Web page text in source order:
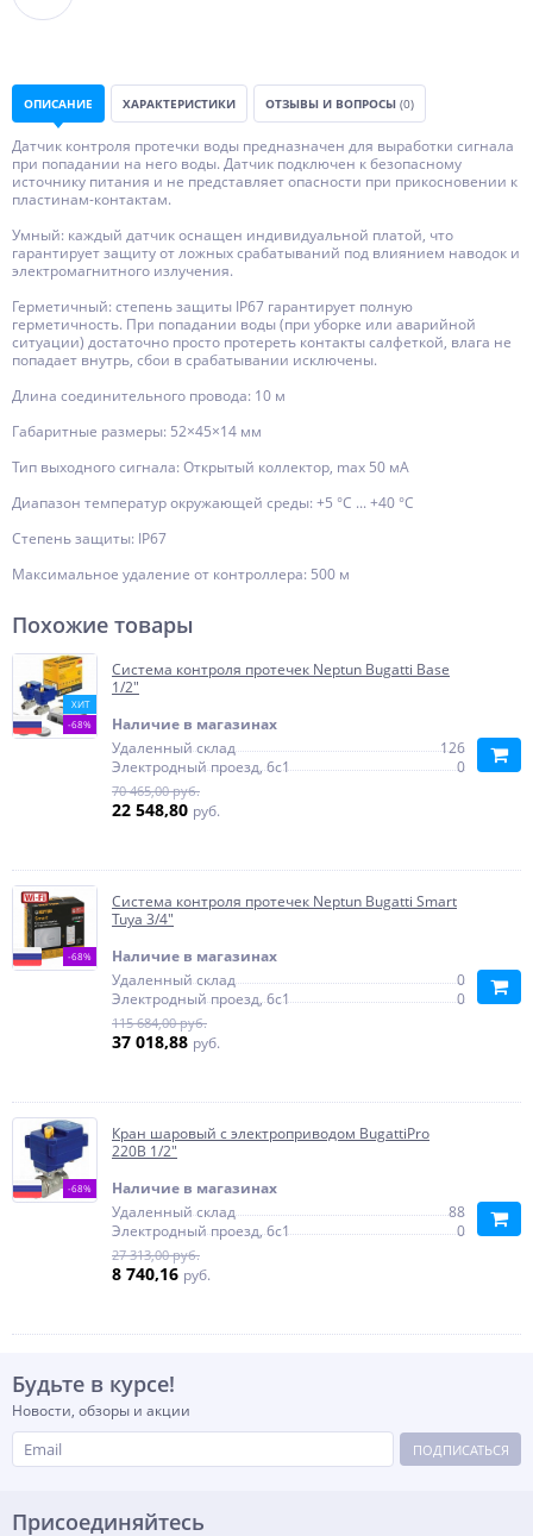
ОПИСАНИЕ ХАРАКТЕРИСТИКИ ОТЗЫВЫ И ВОПРОСЫ (0)
Датчик контроля протечки воды предназначен для выработки сигнала
при попадании на него воды. Датчик подключен к безопасному
источнику питания и не представляет опасности при прикосновении к
пластинам-контактам.
Умный: каждый датчик оснащен индивидуальной платой, что
гарантирует защиту от ложных срабатываний под влиянием наводок и
электромагнитного излучения.
Герметичный: степень защиты IP67 гарантирует полную
герметичность. При попадании воды (при уборке или аварийной
ситуации) достаточно просто протереть контакты салфеткой, влага не
попадает внутрь, сбои в срабатывании исключены.
Длина соединительного провода: 10 м
Габаритные размеры: 52×45×14 мм
Тип выходного сигнала: Открытый коллектор, mах 50 мА
Диапазон температур окружающей среды: +5 °С ... +40 °С
Степень защиты: IP67
Максимальное удаление от контроллера: 500 м
Похожие товары
ХИТ
-68%
Система контроля протечек Neptun Bugatti Base
1/2"
Наличие в магазинах
Удаленный склад
126
Электродный проезд, 6с1
0
70 465,00 руб.
22 548,80 руб.
-68%
Система контроля протечек Neptun Bugatti Smart
Tuya 3/4"
Наличие в магазинах
Удаленный склад
0
Электродный проезд, 6с1
0
115 684,00 руб.
37 018,88 руб.
-68%
Кран шаровый с электроприводом BugattiPro
220В 1/2"
Наличие в магазинах
Удаленный склад
88
Электродный проезд, 6с1
0
27 313,00 руб.
8 740,16 руб.
Будьте в курсе!
Новости, обзоры и акции
ПОДПИСАТЬСЯ
Присоединяйтесь